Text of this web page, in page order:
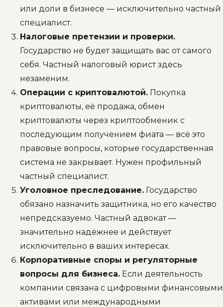
или доли в бизнесе — исключительно частный
специалист.
Налоговые претензии и проверки.
Государство не будет защищать вас от самого
себя. Частный налоговый юрист здесь
незаменим.
Операции с криптовалютой. Покупка
криптовалюты, её продажа, обмен
криптовалюты через криптообменик с
последующим получением фиата — всё это
правовые вопросы, которые государственная
система не закрывает. Нужен профильный
частный специалист.
Уголовное преследование. Государство
обязано назначить защитника, но его качество
непредсказуемо. Частный адвокат —
значительно надёжнее и действует
исключительно в ваших интересах.
Корпоративные споры и регуляторные
вопросы для бизнеса. Если деятельность
компании связана с цифровыми финансовыми
активами или международными